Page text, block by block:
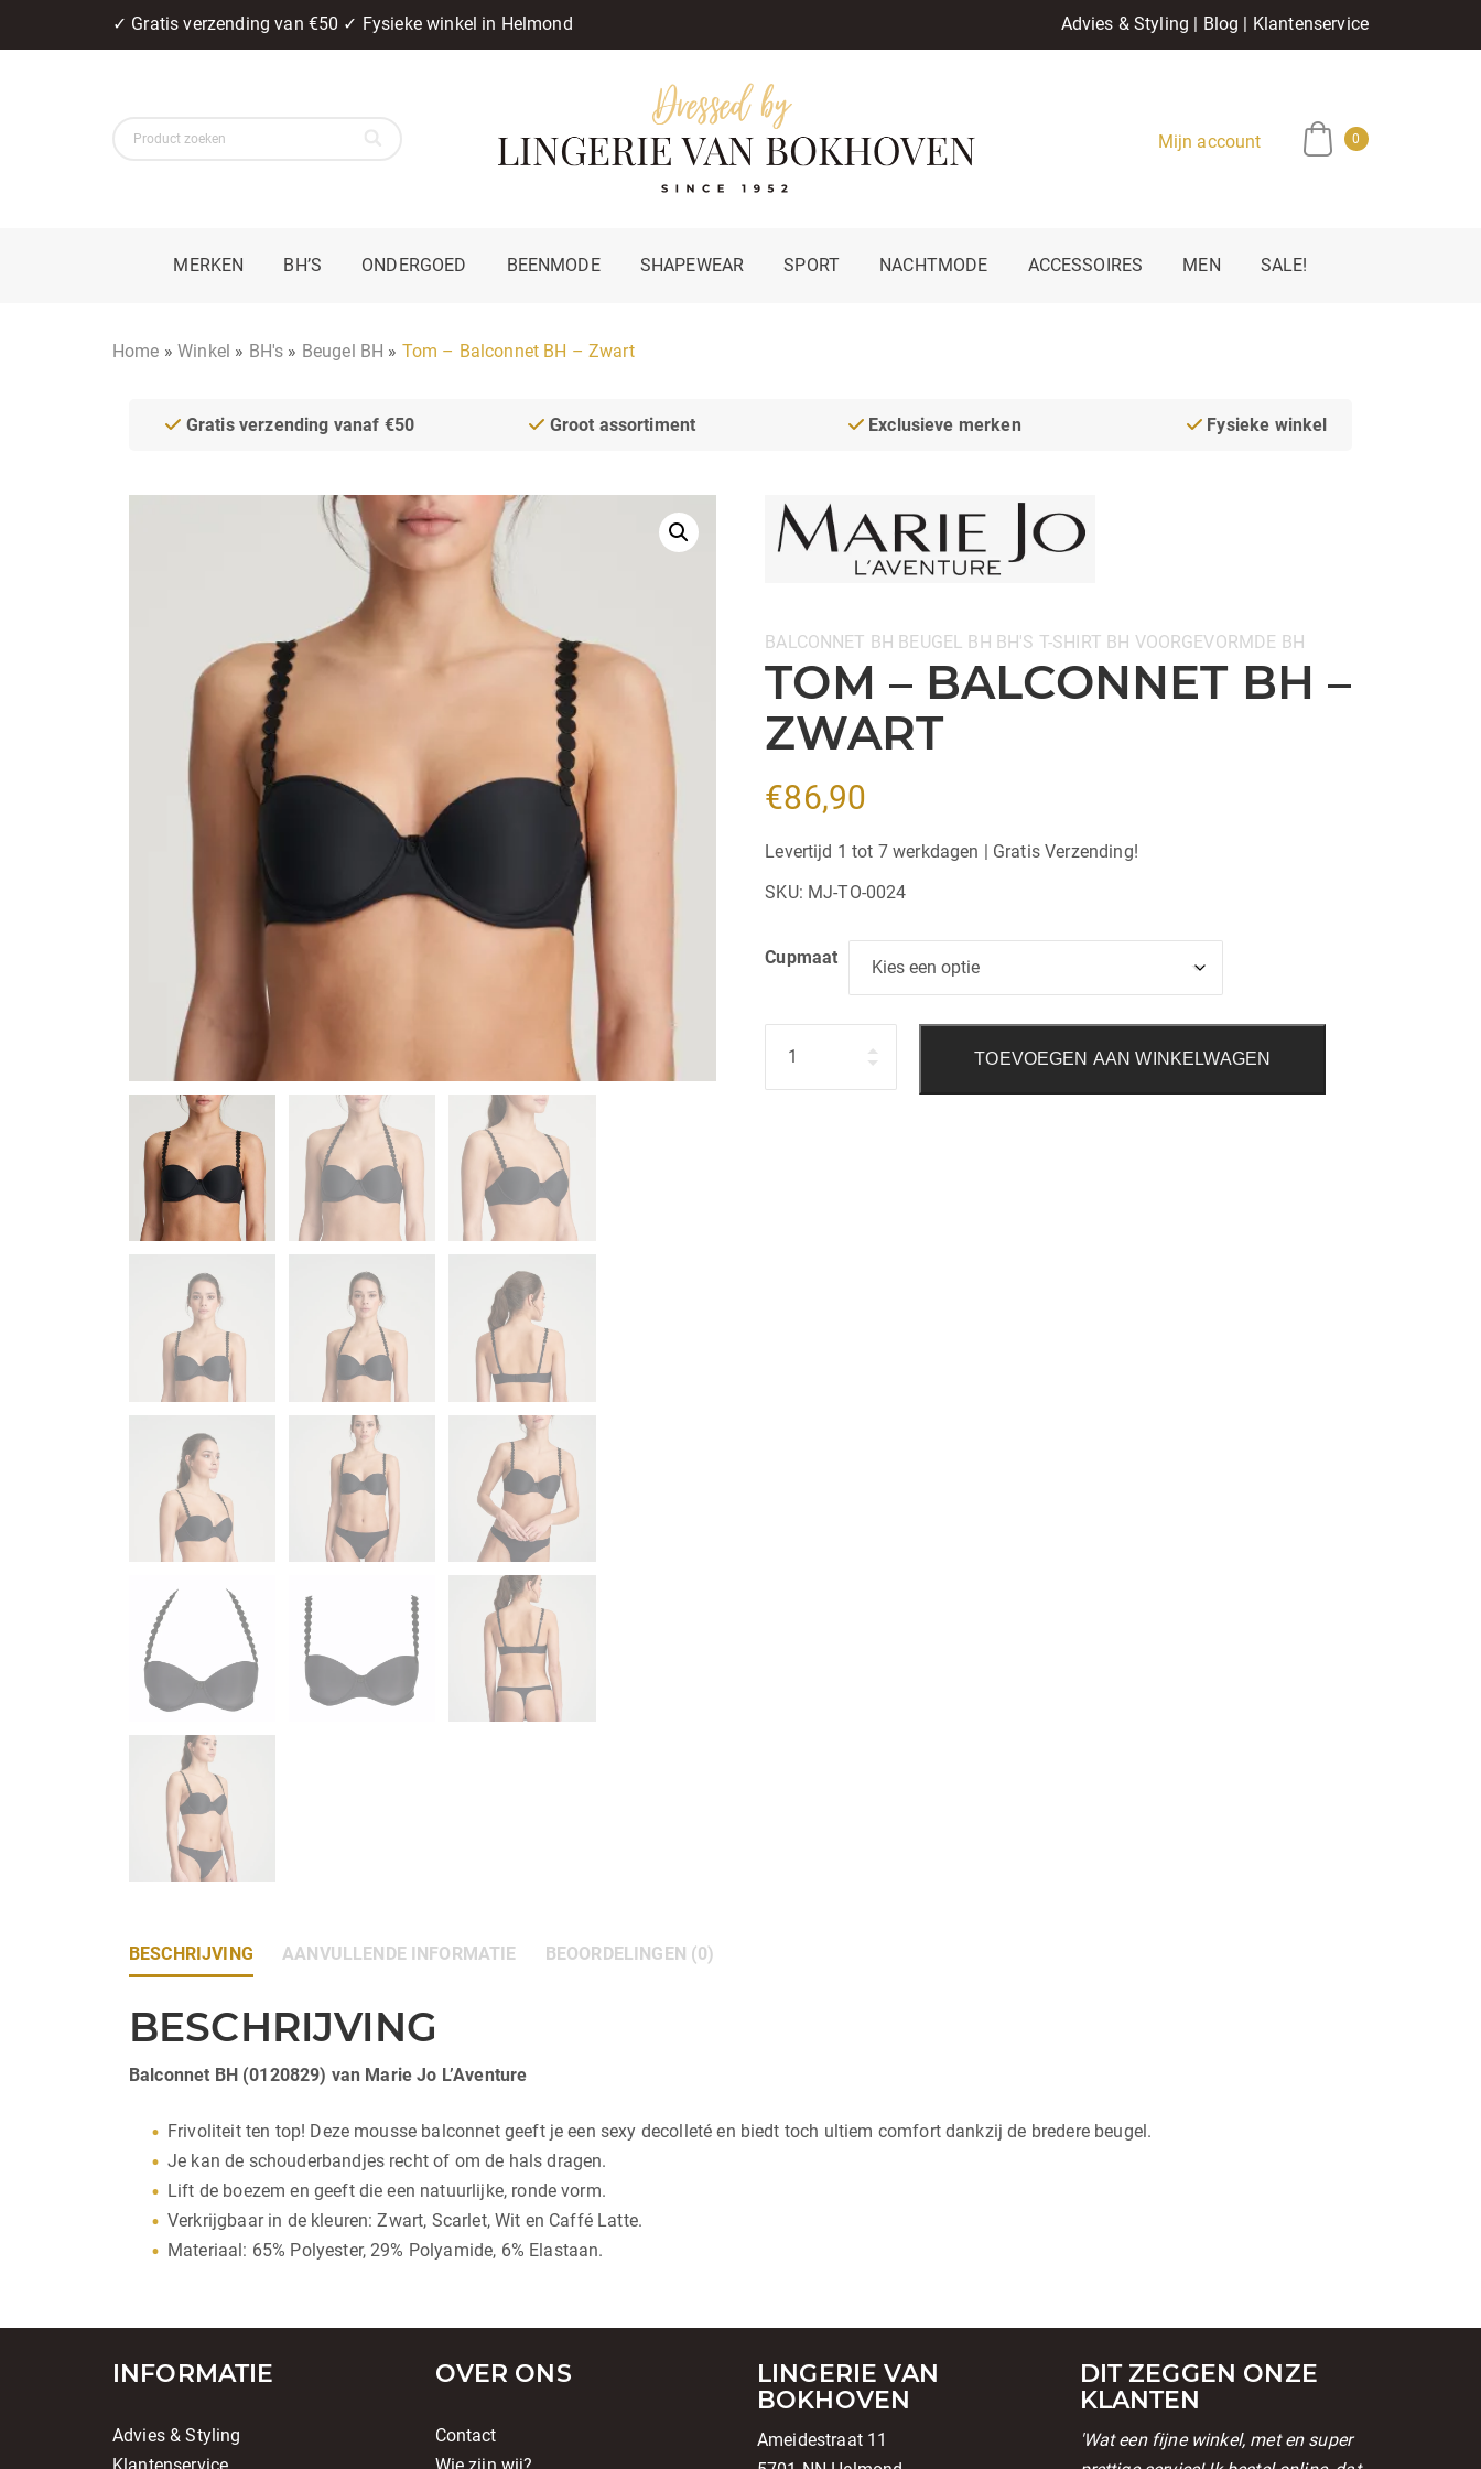
✓ Gratis verzending van €50 ✓ Fysieke winkel in Helmond Advies & Styling | Blog | Klantenservice
Mijn account 0
MERKEN BH’S ONDERGOED BEENMODE SHAPEWEAR SPORT NACHTMODE ACCESSOIRES MEN SALE!
Home »Winkel » BH's » Beugel BH » Tom – Balconnet BH – Zwart
Gratis verzending vanaf €50 Groot assortiment Exclusieve merken Fysieke winkel
Categorieën:
BALCONNET BH BEUGEL BH BH'S T-SHIRT BH VOORGEVORMDE BH
TOM – BALCONNET BH –
ZWART
€86,90
Levertijd 1 tot 7 werkdagen | Gratis Verzending!
SKU: MJ-TO-0024
Cupmaat
TOEVOEGEN AAN WINKELWAGEN
BESCHRIJVING AANVULLENDE INFORMATIE BEOORDELINGEN (0)
BESCHRIJVING
Balconnet BH (0120829) van Marie Jo L’Aventure
Frivoliteit ten top! Deze mousse balconnet geeft je een sexy decolleté en biedt toch ultiem comfort dankzij de bredere beugel.
Je kan de schouderbandjes recht of om de hals dragen.
Lift de boezem en geeft die een natuurlijke, ronde vorm.
Verkrijgbaar in de kleuren: Zwart, Scarlet, Wit en Caffé Latte.
Materiaal: 65% Polyester, 29% Polyamide, 6% Elastaan.
INFORMATIE
Advies & Styling
OVER ONS
Contact
LINGERIE VAN
BOKHOVEN
Ameidestraat 11
DIT ZEGGEN ONZE
KLANTEN
'Wat een fijne winkel, met en super